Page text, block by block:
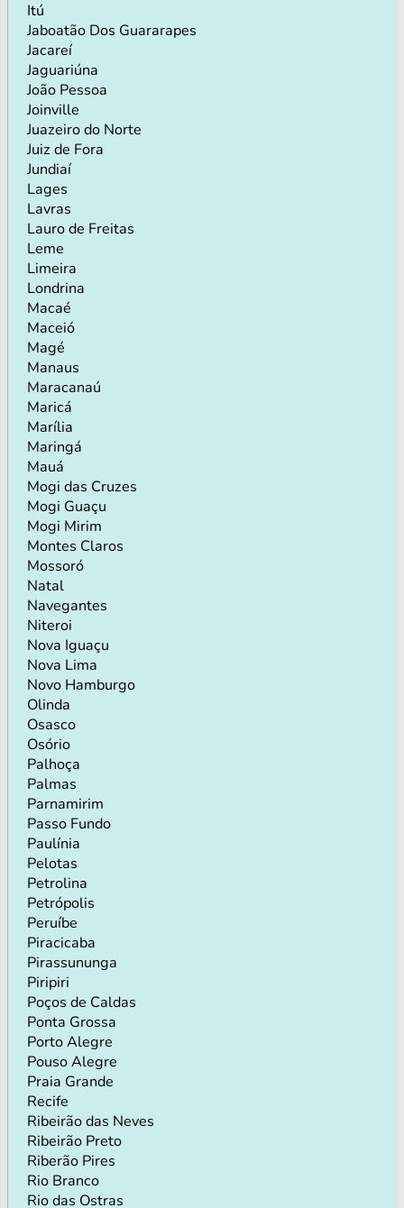
Itú
Jaboatão Dos Guararapes
Jacareí
Jaguariúna
João Pessoa
Joinville
Juazeiro do Norte
Juiz de Fora
Jundiaí
Lages
Lavras
Lauro de Freitas
Leme
Limeira
Londrina
Macaé
Maceió
Magé
Manaus
Maracanaú
Maricá
Marília
Maringá
Mauá
Mogi das Cruzes
Mogi Guaçu
Mogi Mirim
Montes Claros
Mossoró
Natal
Navegantes
Niteroi
Nova Iguaçu
Nova Lima
Novo Hamburgo
Olinda
Osasco
Osório
Palhoça
Palmas
Parnamirim
Passo Fundo
Paulínia
Pelotas
Petrolina
Petrópolis
Peruíbe
Piracicaba
Pirassununga
Piripiri
Poços de Caldas
Ponta Grossa
Porto Alegre
Pouso Alegre
Praia Grande
Recife
Ribeirão das Neves
Ribeirão Preto
Riberão Pires
Rio Branco
Rio das Ostras